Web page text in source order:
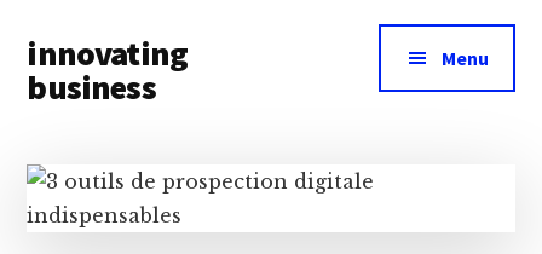
main
content
primary
sidebar
menu
innovating
business
business
&
Menu